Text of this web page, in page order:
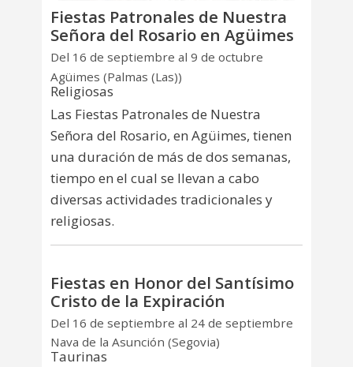
Fiestas Patronales de Nuestra
Señora del Rosario en Agüimes
Del 16 de septiembre al 9 de octubre
Agüimes (Palmas (Las))
Religiosas
Las Fiestas Patronales de Nuestra
Señora del Rosario, en Agüimes, tienen
una duración de más de dos semanas,
tiempo en el cual se llevan a cabo
diversas actividades tradicionales y
religiosas.
Fiestas en Honor del Santísimo
Cristo de la Expiración
Del 16 de septiembre al 24 de septiembre
Nava de la Asunción (Segovia)
Taurinas